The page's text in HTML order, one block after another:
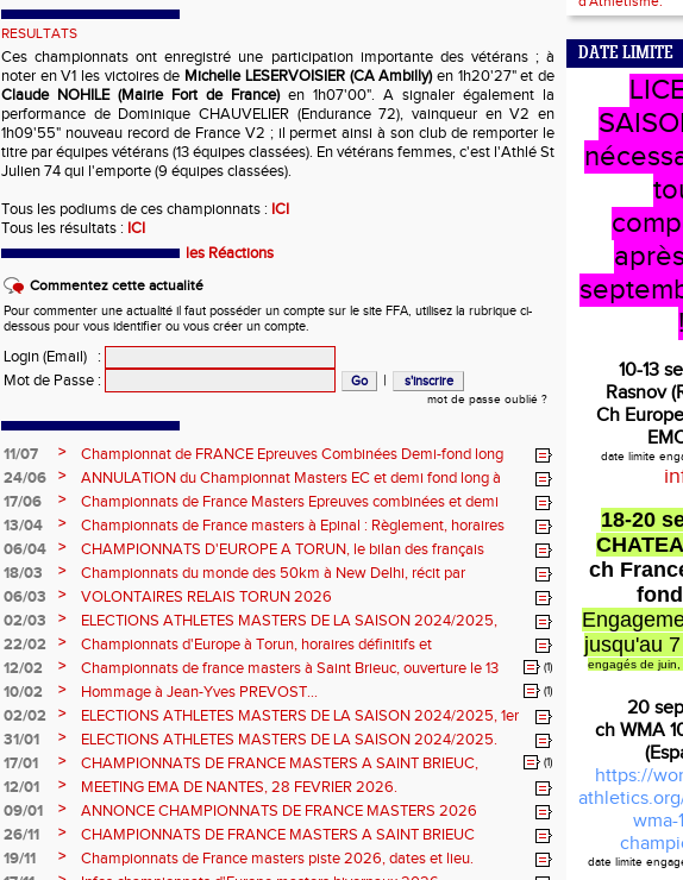
RESULTATS
Ces championnats ont enregistré une participation importante des vétérans ; à
noter en V1 les victoires de Michelle LESERVOISIER (CA Ambilly)en 1h20'27" et de
Claude NOHILE (Mairie Fort de France)en 1h07'00". A signaler également la
performance de Dominique CHAUVELIER (Endurance 72), vainqueur en V2 en
1h09'55" nouveau record de France V2 ; il permet ainsi à son club de remporter le
titre par équipes vétérans (13 équipes classées). En vétérans femmes, c'est l'Athlé St
Julien 74 qui l'emporte (9 équipes classées).
Tous les podiums de ces championnats : ICI
Tous les résultats : ICI
les Réactions
Commentez cette actualité
Pour commenter une actualité il faut posséder un compte sur le site FFA, utilisez la rubrique ci-
dessous pour vous identifier ou vous créer un compte.
Login (Email)
:
Mot de Passe : |
mot de passe oublié ?
11/07 >
Championnat de FRANCE Epreuves Combinées Demi-fond long
et Marche CHATEAUROUX
24/06 >
ANNULATION du Championnat Masters EC et demi fond long à
Châteauroux les 27-28 juin
17/06 >
Championnats de France Masters Epreuves combinées et demi
fond long
13/04 >
Championnats de France masters à Epinal : Règlement, horaires
prévisionnels, montée de barres et minimas médailles
06/04 >
CHAMPIONNATS D'EUROPE A TORUN, le bilan des français
18/03
>
Championnats du monde des 50km à New Delhi, récit par
Sébastien DOUMENC.
06/03 >
VOLONTAIRES RELAIS TORUN 2026
02/03
>
ELECTIONS ATHLETES MASTERS DE LA SAISON 2024/2025,
2ème vote : athlètes hommes.
22/02 >
Championnats d'Europe à Torun, horaires définitifs et
informations...
12/02 >
Championnats de france masters à Saint Brieuc, ouverture le 13
février 2026.
(1)
10/02 > Hommage à Jean-Yves PREVOST... (1)
02/02 >
ELECTIONS ATHLETES MASTERS DE LA SAISON 2024/2025, 1er
vote : athlètes femmes.
31/01 >
ELECTIONS ATHLETES MASTERS DE LA SAISON 2024/2025.
17/01
>
CHAMPIONNATS DE FRANCE MASTERS A SAINT BRIEUC,
informations sur les inscriptions et report de la date limite.
(1)
12/01 >
MEETING EMA DE NANTES, 28 FEVRIER 2026.
09/01
>
ANNONCE CHAMPIONNATS DE FRANCE MASTERS 2026
ÉPREUVES COMBINÉES ET ÉPREUVES DE DEMI FOND LONG.
26/11 >
CHAMPIONNATS DE FRANCE MASTERS A SAINT BRIEUC
2026, site de l'organisation.
19/11 >
Championnats de France masters piste 2026, dates et lieu.
DATE LIMITE
10-13
Rasnov
Ch
date limite
18-20
ch
jusqu'au
engagés de
20
ch WMA
https://
wma-
date limite